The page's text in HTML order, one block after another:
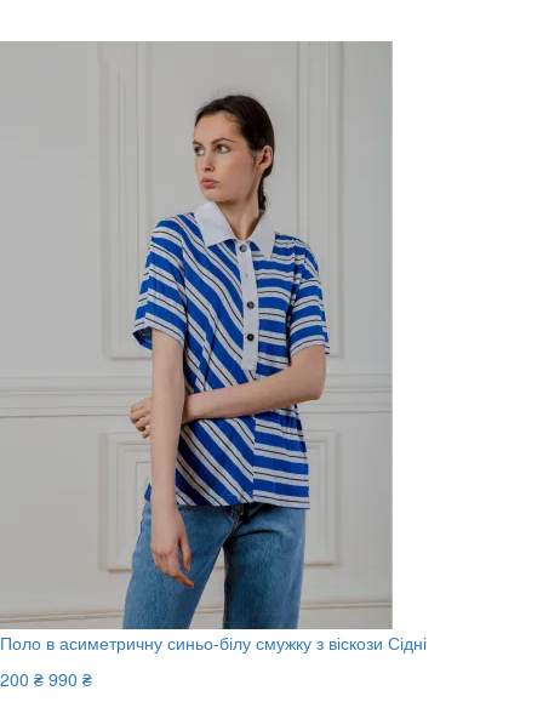
Поло в асиметричну синьо-білу смужку з віскози Сідні
200 ₴ 990 ₴